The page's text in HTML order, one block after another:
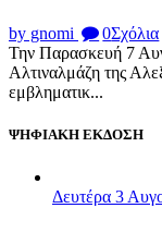
by gnomi 0Σχόλια
Την Παρασκευή 7
Αλτιναλμάζη της
εμβληματικ...
ΨΗΦΙΑΚΗ ΕΚΔΟΣΗ
Δευτέρα 3